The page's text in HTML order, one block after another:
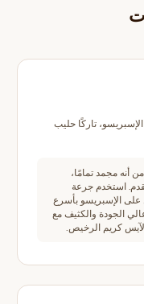
تاركًا حليب
أنه مجمد تمامًا،
استخدم جرعة
على الإسبريسو بأسرع
الجودة والكثيف مع
كريم الرخيص.